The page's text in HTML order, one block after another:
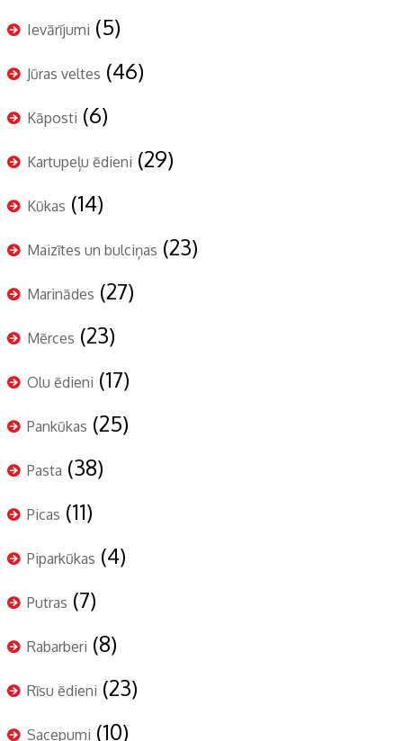
Ievārījumi (5)
Jūras veltes (46)
Kāposti (6)
Kartupeļu ēdieni (29)
Kūkas (14)
Maizītes un bulciņas (23)
Marinādes (27)
Mērces (23)
Olu ēdieni (17)
Pankūkas (25)
Pasta (38)
Picas (11)
Piparkūkas (4)
Putras (7)
Rabarberi (8)
Rīsu ēdieni (23)
Sacepumi (10)